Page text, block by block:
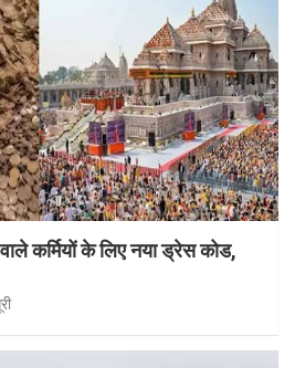
कर्मियों के लिए नया ड्रेस कोड,